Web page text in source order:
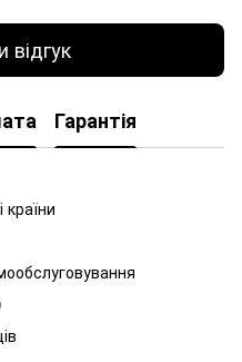
відгук
Гарантія